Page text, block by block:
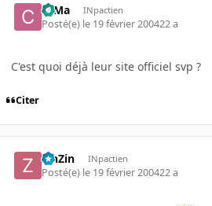
c0Ma INpactien
Posté(e) le 19 février 200422 a
C'est quoi déjà leur site officiel svp ?
Citer
ZinZin INpactien
Posté(e) le 19 février 200422 a